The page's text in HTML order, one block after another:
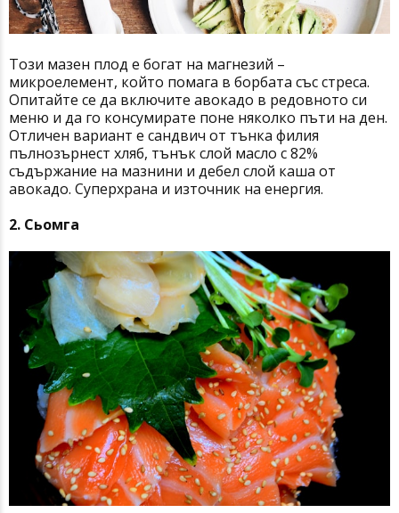
Този мазен плод е богат на магнезий –
микроелемент, който помага в борбата със стреса.
Опитайте се да включите авокадо в редовното си
меню и да го консумирате поне няколко пъти на ден.
Отличен вариант е сандвич от тънка филия
пълнозърнест хляб, тънък слой масло с 82%
съдържание на мазнини и дебел слой каша от
авокадо. Суперхрана и източник на енергия.
2. Сьомга